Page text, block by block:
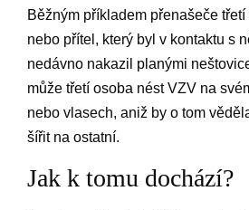
Běžným příkladem přenašeče
nebo přítel, který byl v kontaktu s
nedávno nakazil planými
může třetí osoba nést VZV na
nebo vlasech, aniž by o tom
šířit na ostatní.
Jak k tomu dochází?